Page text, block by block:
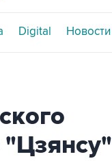
Digital Новости
"Цзянсу"